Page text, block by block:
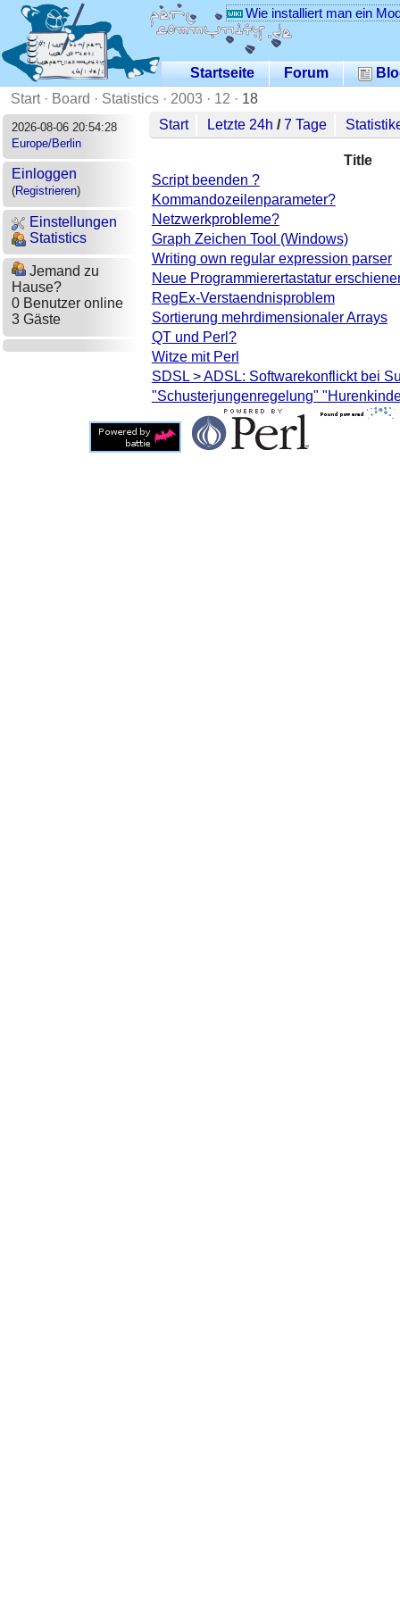
Wie installiert man ein
Startseite Forum
Start· Board · Statistics · 2003 · 12 · 18
2026-08-06 20:54:28
Europe/Berlin
Einloggen
(Registrieren)
Einstellungen
Statistics
Jemand zu
Hause?
0 Benutzer online
3 Gäste
Start Letzte 24h /7 Tage
Title
Script beenden ?
Kommandozeilenparameter?
Netzwerkprobleme?
Graph Zeichen Tool (Windows)
Writing own regular expression parser
Neue Programmierertastatur
RegEx-Verstaendnisproblem
Sortierung mehrdimensionaler Arrays
QT und Perl?
Witze mit Perl
SDSL > ADSL: Softwarekonflickt bei
"Schusterjungenregelung"